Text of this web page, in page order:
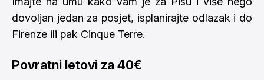
dovoljan jedan za posjet, isplanirajte odlazak i do
Firenze ili pak Cinque Terre.
Povratni letovi za 40€